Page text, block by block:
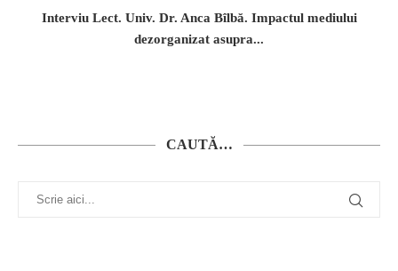
Interviu Lect. Univ. Dr. Anca Bîlbă. Impactul mediului
dezorganizat asupra...
CAUTĂ…